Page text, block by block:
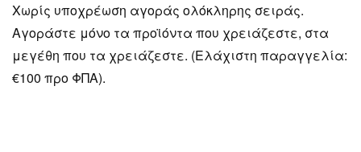
Χωρίς υποχρέωση αγοράς ολόκληρης σειράς.
Αγοράστε μόνο τα προϊόντα που χρειάζεστε, στα
μεγέθη που τα χρειάζεστε. (Ελάχιστη παραγγελία:
€100 προ ΦΠΑ).